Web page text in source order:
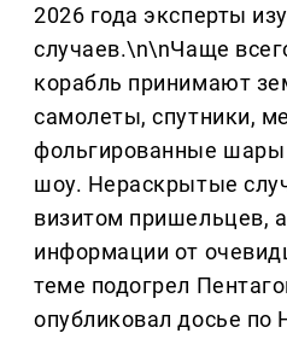
2026 года эксперты
случаев.\n\nЧаще
корабль принимают
самолеты, спутники,
фольгированные шары
шоу. Нераскрытые
визитом пришельцев,
информации от
теме подогрел
опубликовал досье по